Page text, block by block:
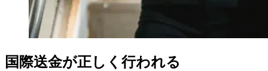
国際送金が正しく行われる